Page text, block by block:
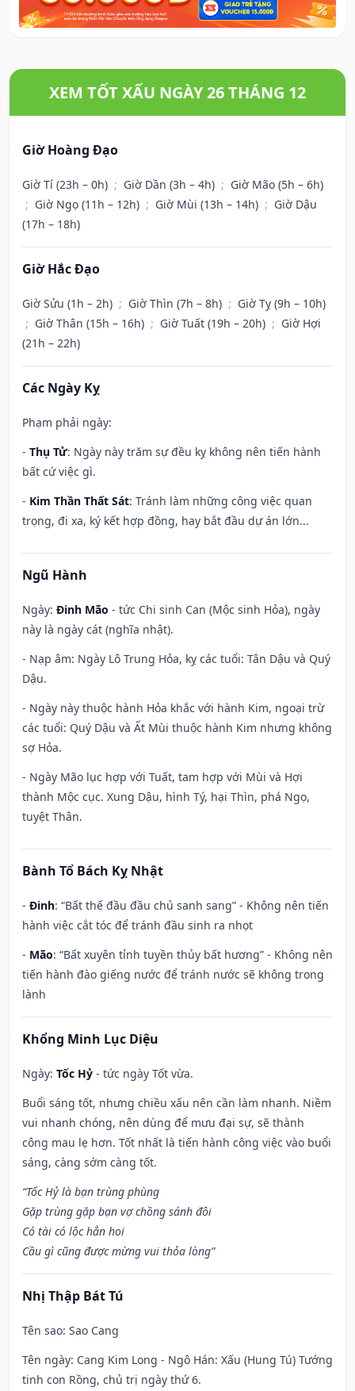
XEM TỐT XẤU NGÀY 26 THÁNG 12
Giờ Hoàng Đạo
Giờ Tí (23h – 0h) ; Giờ Dần (3h – 4h) ; Giờ Mão (5h – 6h)
; Giờ Ngọ (11h – 12h) ; Giờ Mùi (13h – 14h) ; Giờ Dậu
(17h – 18h)
Giờ Hắc Đạo
Giờ Sửu (1h – 2h) ; Giờ Thìn (7h – 8h) ; Giờ Tỵ (9h – 10h)
; Giờ Thân (15h – 16h) ; Giờ Tuất (19h – 20h) ; Giờ Hợi
(21h – 22h)
Các Ngày Kỵ
Phạm phải ngày:
- Thụ Tử: Ngày này trăm sự đều kỵ không nên tiến hành
bất cứ việc gì.
- Kim Thần Thất Sát: Tránh làm những công việc quan
trọng, đi xa, ký kết hợp đồng, hay bắt đầu dự án lớn...
Ngũ Hành
Ngày: Đinh Mão - tức Chi sinh Can (Mộc sinh Hỏa), ngày
này là ngày cát (nghĩa nhật).
- Nạp âm: Ngày Lô Trung Hỏa, kỵ các tuổi: Tân Dậu và Quý
Dậu.
- Ngày này thuộc hành Hỏa khắc với hành Kim, ngoại trừ
các tuổi: Quý Dậu và Ất Mùi thuộc hành Kim nhưng không
sợ Hỏa.
- Ngày Mão lục hợp với Tuất, tam hợp với Mùi và Hợi
thành Mộc cục. Xung Dậu, hình Tý, hại Thìn, phá Ngọ,
tuyệt Thân.
Bành Tổ Bách Kỵ Nhật
- Đinh: “Bất thế đầu đầu chủ sanh sang” - Không nên tiến
hành việc cắt tóc để tránh đầu sinh ra nhọt
- Mão: “Bất xuyên tỉnh tuyền thủy bất hương” - Không nên
tiến hành đào giếng nước để tránh nước sẽ không trong
lành
Khổng Minh Lục Diệu
Ngày: Tốc Hỷ - tức ngày Tốt vừa.
Buổi sáng tốt, nhưng chiều xấu nên cần làm nhanh. Niềm
vui nhanh chóng, nên dùng để mưu đại sự, sẽ thành
công mau lẹ hơn. Tốt nhất là tiến hành công việc vào buổi
sáng, càng sớm càng tốt.
“Tốc Hỷ là bạn trùng phùng
Gặp trùng gặp bạn vợ chồng sánh đôi
Có tài có lộc hẳn hoi
Cầu gì cũng được mừng vui thỏa lòng”
Nhị Thập Bát Tú
Tên sao: Sao Cang
Tên ngày: Cang Kim Long - Ngô Hán: Xấu (Hung Tú) Tướng
tinh con Rồng, chủ trị ngày thứ 6.